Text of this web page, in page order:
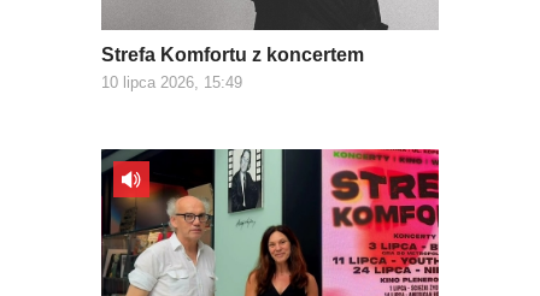
Strefa Komfortu z koncertem
10 lipca 2026, 15:49